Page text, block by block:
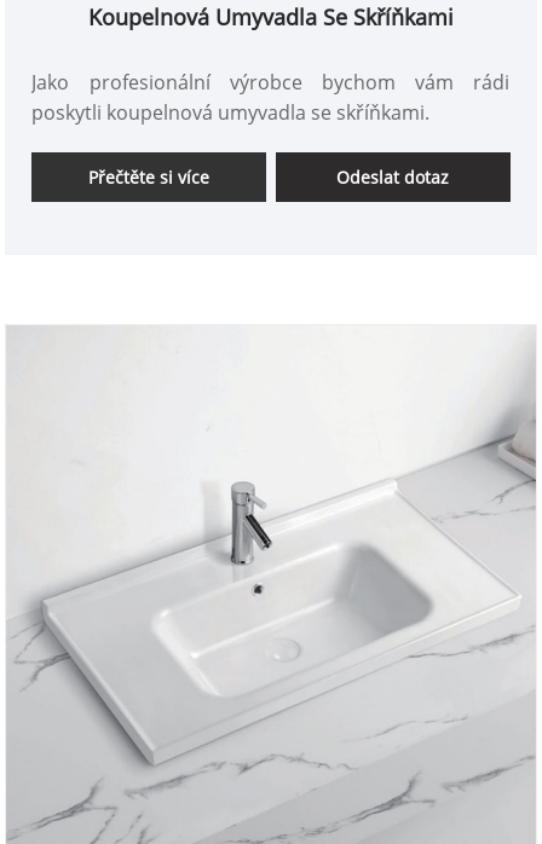
Koupelnová Umyvadla Se Skříňkami
Jako profesionální výrobce bychom vám rádi
poskytli koupelnová umyvadla se skříňkami.
Přečtěte si více Odeslat dotaz